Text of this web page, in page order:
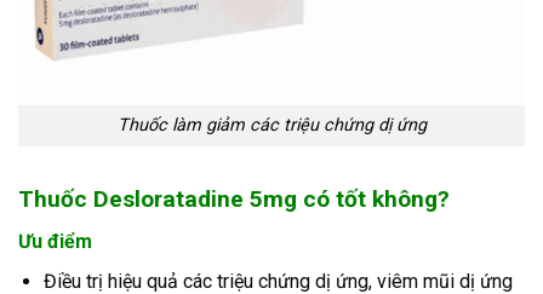
Thuốc làm giảm các triệu chứng dị ứng
Thuốc Desloratadine 5mg có tốt không?
Ưu điểm
Điều trị hiệu quả các triệu chứng dị ứng, viêm mũi dị ứng